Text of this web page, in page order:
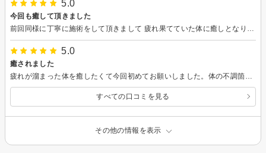
5.0
今回も癒して頂きました
5.0
癒されました
すべての口コミを見る
その他の情報を表示